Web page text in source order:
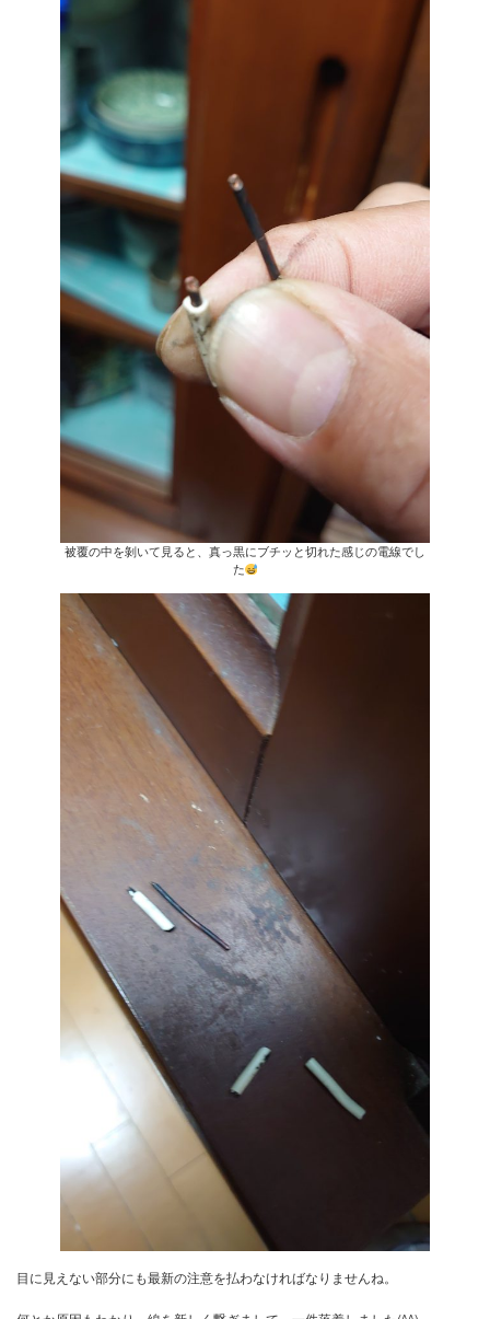
被覆の中を剝いて見ると、真っ黒にブチッと切れた感じの電線でし
た